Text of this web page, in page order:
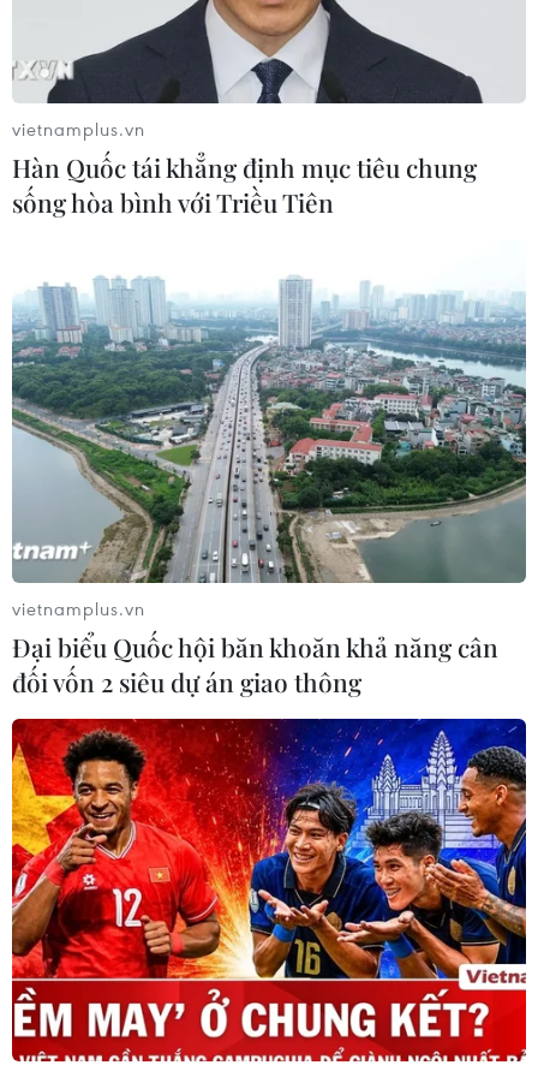
Sản lượng vàng của Trung Quốc
06/08/2026 03:41
cho bài toán bảo vệ sức khỏe của
người Việt
06/08/2026 03:40
Kim ngạch xuất khẩu vượt mốc 100
tỷ USD, Hàn Quốc lập kỷ lục thặng
dư vãng lai
06/08/2026 03:34
CƠ QUAN CHỦ QUẢN: THÔNG TẤN XÃ VIỆT NAM
Tổng Biên tập: TRẦN TIẾN DUẨN
Phó Tổng Biên tập: NGUYỄN THỊ TÁM, KHÚC THANH
THỦY
Sở hữu trí tuệ
Quy định sử dụng
RSS
Hỗ trợ
Ngôn ngữ
TTXVN
vietnamplus.vn
Hàn Quốc tái khẳng định mục tiêu chung
sống hòa bình với Triều Tiên
vietnamplus.vn
Đại biểu Quốc hội băn khoăn khả năng cân
đối vốn 2 siêu dự án giao thông